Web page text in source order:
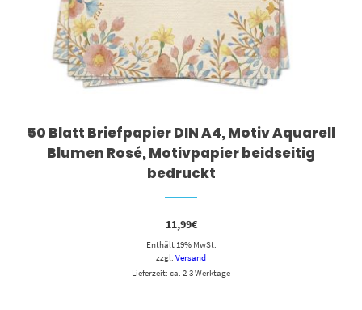
50 Blatt Briefpapier DIN A4, Motiv Aquarell
Blumen Rosé, Motivpapier beidseitig
bedruckt
11,99€
Enthält 19% MwSt.
zzgl. Versand
Lieferzeit: ca. 2-3 Werktage